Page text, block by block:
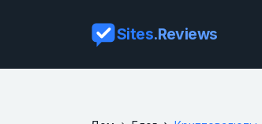
Sites.Reviews